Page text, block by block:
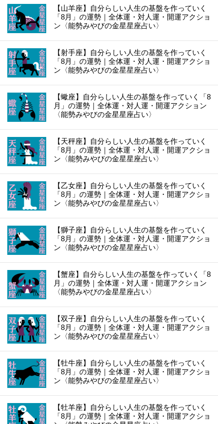
【山羊座】自分らしい人生の基盤を作っていく
「8月」の運勢｜全体運・対人運・開運アクショ
ン〈能勢みやびの金星星座占い〉
【射手座】自分らしい人生の基盤を作っていく
「8月」の運勢｜全体運・対人運・開運アクショ
ン〈能勢みやびの金星星座占い〉
【蠍座】自分らしい人生の基盤を作っていく「8
月」の運勢｜全体運・対人運・開運アクション
〈能勢みやびの金星星座占い〉
【天秤座】自分らしい人生の基盤を作っていく
「8月」の運勢｜全体運・対人運・開運アクショ
ン〈能勢みやびの金星星座占い〉
【乙女座】自分らしい人生の基盤を作っていく
「8月」の運勢｜全体運・対人運・開運アクショ
ン〈能勢みやびの金星星座占い〉
【獅子座】自分らしい人生の基盤を作っていく
「8月」の運勢｜全体運・対人運・開運アクショ
ン〈能勢みやびの金星星座占い〉
【蟹座】自分らしい人生の基盤を作っていく「8
月」の運勢｜全体運・対人運・開運アクション
〈能勢みやびの金星星座占い〉
【双子座】自分らしい人生の基盤を作っていく
「8月」の運勢｜全体運・対人運・開運アクショ
ン〈能勢みやびの金星星座占い〉
【牡牛座】自分らしい人生の基盤を作っていく
「8月」の運勢｜全体運・対人運・開運アクショ
ン〈能勢みやびの金星星座占い〉
【牡羊座】自分らしい人生の基盤を作っていく
「8月」の運勢｜全体運・対人運・開運アクショ